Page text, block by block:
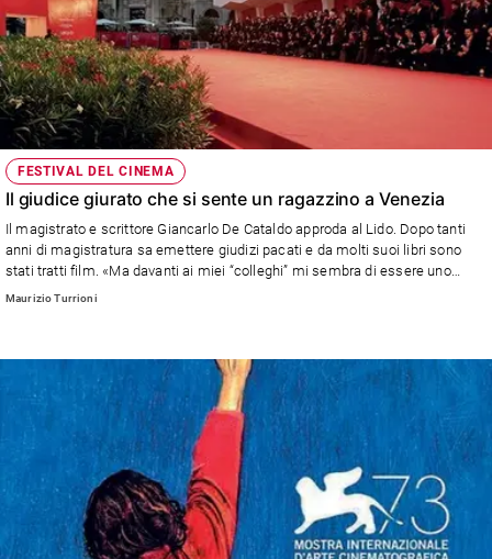
FESTIVAL DEL CINEMA
Il giudice giurato che si sente un ragazzino a Venezia
Il magistrato e scrittore Giancarlo De Cataldo approda al Lido. Dopo tanti
anni di magistratura sa emettere giudizi pacati e da molti suoi libri sono
stati tratti film. «Ma davanti ai miei “colleghi” mi sembra di essere uno
scolaretto»
Maurizio Turrioni